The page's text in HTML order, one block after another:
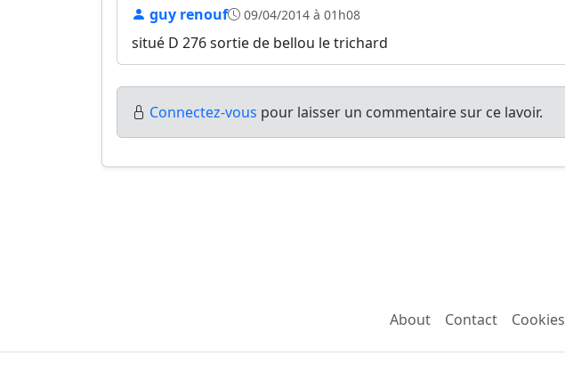
guy renouf 09/04/2014 à 01h08
situé D 276 sortie de bellou le trichard
Connectez-vous pour laisser un commentaire sur ce lavoir.
About Contact Cookies